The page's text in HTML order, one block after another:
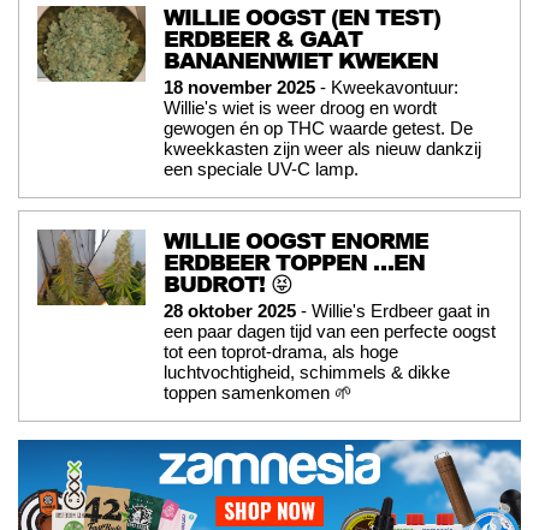
WILLIE OOGST (EN TEST)
ERDBEER & GAAT
BANANENWIET KWEKEN
18 november 2025 - Kweekavontuur:
Willie's wiet is weer droog en wordt
gewogen én op THC waarde getest. De
kweekkasten zijn weer als nieuw dankzij
een speciale UV-C lamp.
WILLIE OOGST ENORME
ERDBEER TOPPEN …EN
BUDROT! 😝
28 oktober 2025 - Willie's Erdbeer gaat in
een paar dagen tijd van een perfecte oogst
tot een toprot-drama, als hoge
luchtvochtigheid, schimmels & dikke
toppen samenkomen 🌱